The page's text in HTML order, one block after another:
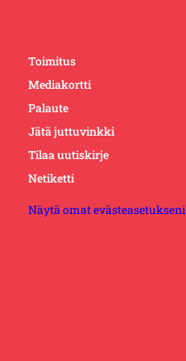
Toimitus
Mediakortti
Palaute
Jätä juttuvinkki
Tilaa uutiskirje
Netiketti
Näytä omat evästeasetukseni